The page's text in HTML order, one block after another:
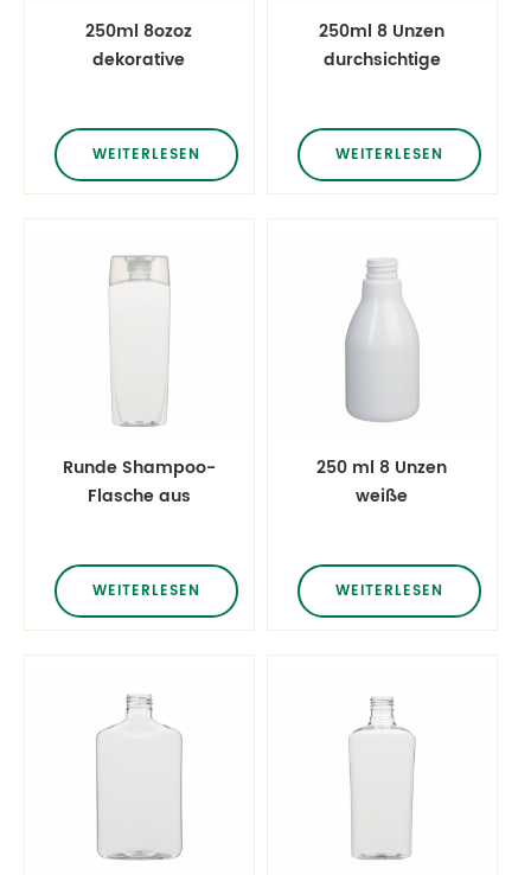
250ml 8ozoz
dekorative
Flaschen
WEITERLESEN
250ml 8 Unzen
durchsichtige
WEITERLESEN
Runde Shampoo-
Flasche aus
klarem Kunststoff
(250 ml) mit Flip-
Cap
WEITERLESEN
250 ml 8 Unzen
weiße
Flaschen
WEITERLESEN